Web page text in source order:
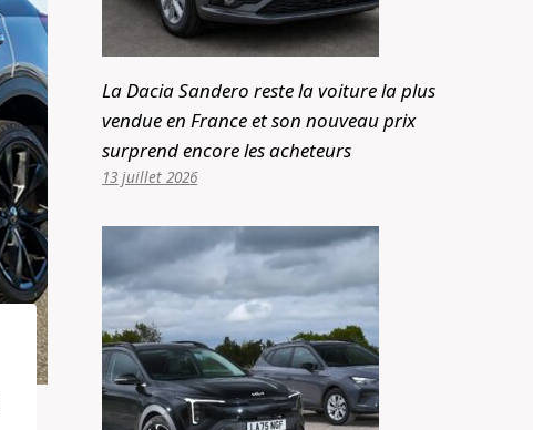
La Dacia Sandero reste la voiture la plus
vendue en France et son nouveau prix
surprend encore les acheteurs
13 juillet 2026